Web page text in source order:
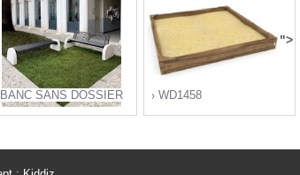
BANC SANS DOSSIER WD1458
">